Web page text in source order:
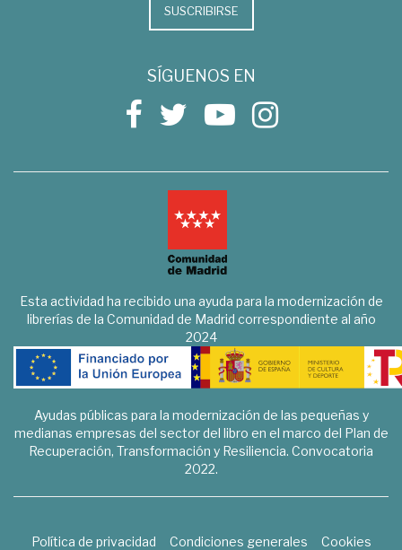
SUSCRIBIRSE
SÍGUENOS EN
Esta actividad ha recibido una ayuda para la modernización de
librerías de la Comunidad de Madrid correspondiente al año
2024
Ayudas públicas para la modernización de las pequeñas y
medianas empresas del sector del libro en el marco del Plan de
Recuperación, Transformación y Resiliencia. Convocatoria
2022.
Política de privacidad Condiciones generales
Cookies